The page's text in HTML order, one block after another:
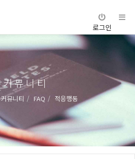
로그인
커뮤니티
커뮤니티 FAQ 적응행동